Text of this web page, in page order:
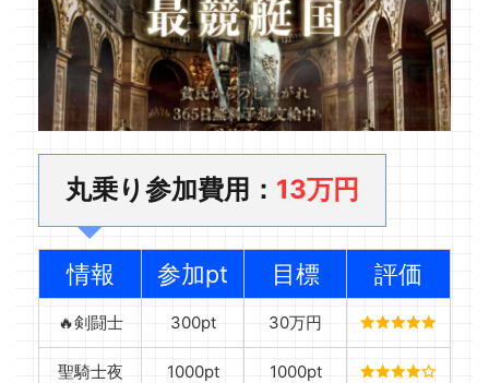
丸乗り参加費用： 13万円
情報 参加pt 目標 評価
🔥剣闘士 300pt 30万円
聖騎士夜 1000pt 1000pt